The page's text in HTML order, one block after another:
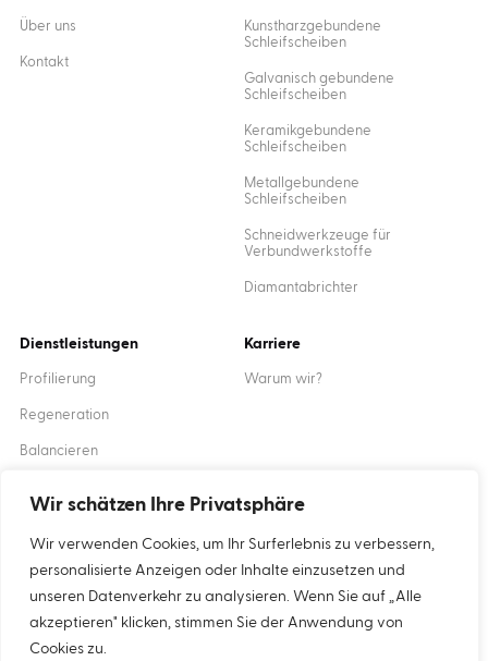
Wir schätzen Ihre Privatsphäre
Wir verwenden Cookies, um Ihr Surferlebnis zu verbessern,
personalisierte Anzeigen oder Inhalte einzusetzen und
unseren Datenverkehr zu analysieren. Wenn Sie auf „Alle
akzeptieren" klicken, stimmen Sie der Anwendung von
Cookies zu.
Über uns
Kontakt
Kunstharzgebundene
Schleifscheiben
Galvanisch gebundene
Schleifscheiben
Keramikgebundene
Schleifscheiben
Metallgebundene
Schleifscheiben
Schneidwerkzeuge für
Verbundwerkstoffe
Diamantabrichter
Dienstleistungen
Profilierung
Regeneration
Balancieren
Karriere
Warum wir?
Created by